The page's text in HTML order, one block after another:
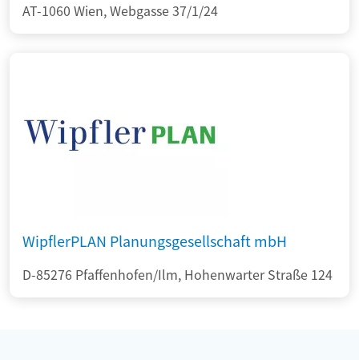
AT-1060 Wien, Webgasse 37/1/24
WipflerPLAN Planungsgesellschaft mbH
D-85276 Pfaffenhofen/Ilm, Hohenwarter Straße 124